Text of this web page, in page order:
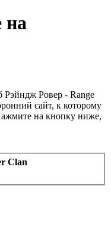
на
Рэйндж Ровер - Range
сайт, к которому
на кнопку ниже,
Clan